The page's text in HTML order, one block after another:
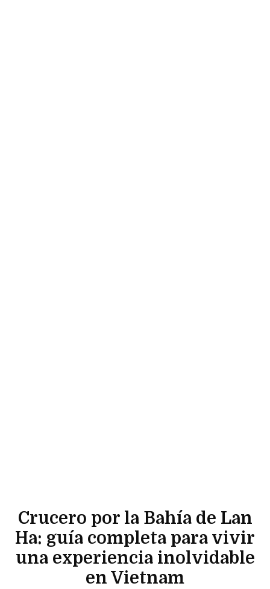
Crucero por la Bahía de Lan
Ha: guía completa para vivir
una experiencia inolvidable
en Vietnam